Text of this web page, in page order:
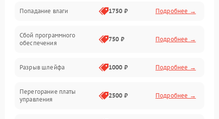
Управление
Электропитание
Попадание влаги 1750 ₽ Подробнее →
Сбой программного
обеспечения
750 ₽ Подробнее →
Разрыв шлейфа 1000 ₽ Подробнее →
Перегорание платы
управления
2500 ₽ Подробнее →